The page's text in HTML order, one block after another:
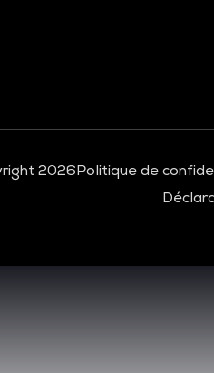
2026Politique de